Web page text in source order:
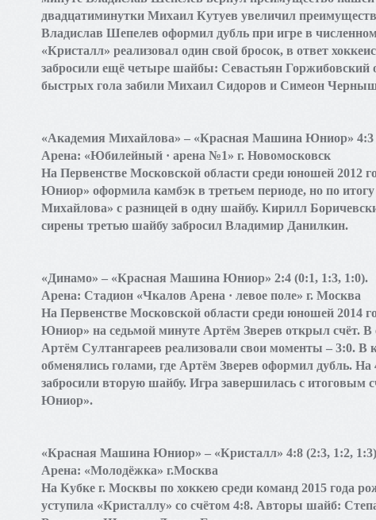
двадцатиминутки Михаил Кутуев увеличил
Владислав Шепелев оформил дубль при игре в
«Кристалл» реализовал один свой бросок, в ответ
забросили ещё четыре шайбы: Севастьян Горжибовский
быстрых гола забили Михаил Сидоров и Симеон
«Академия Михайлова» – «Красная Машина Юниор» 4:3
Арена: «Юбилейный · арена №1» г. Новомосковск
На Первенстве Московской области среди юношей 2012
Юниор» оформила камбэк в третьем периоде, но по
Михайлова» с разницей в одну шайбу. Кирилл
сирены третью шайбу забросил Владимир Данилкин.
«Динамо» – «Красная Машина Юниор» 2:4 (0:1, 1:3, 1:0).
Арена: Стадион «Чкалов Арена · левое поле» г. Москва
На Первенстве Московской области среди юношей 2014
Юниор» на седьмой минуте Артём Зверев открыл счёт.
Артём Султангареев реализовали свои моменты – 3:0. В
обменялись голами, где Артём Зверев оформил дубль.
забросили вторую шайбу. Игра завершилась с
Юниор».
«Красная Машина Юниор» – «Кристалл» 4:8 (2:3, 1:2,
Арена: «Молодёжка» г.Москва
На Кубке г. Москвы по хоккею среди команд 2015 года
уступила «Кристаллу» со счётом 4:8. Авторы шайб: